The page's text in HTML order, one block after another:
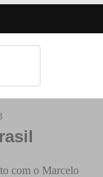
com o Marcelo